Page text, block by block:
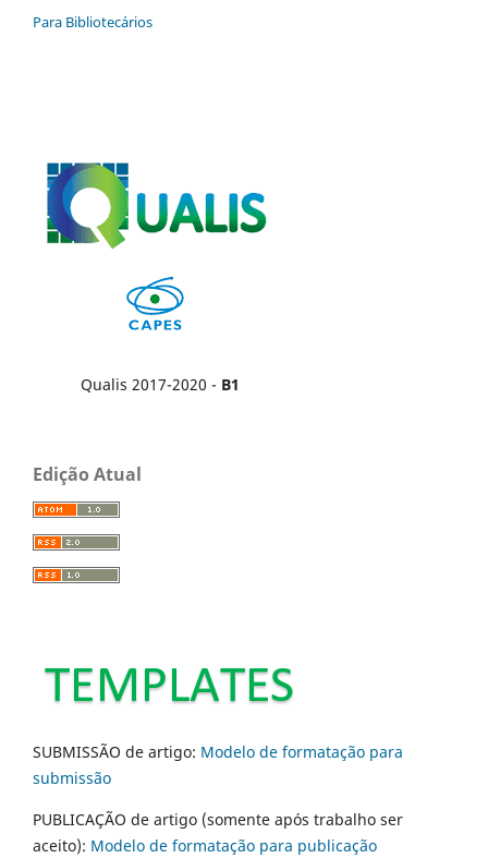
Para Bibliotecários
Qualis 2017-2020 - B1
Edição Atual
SUBMISSÃO de artigo: Modelo de formatação para
submissão
PUBLICAÇÃO de artigo (somente após trabalho ser
aceito): Modelo de formatação para publicação